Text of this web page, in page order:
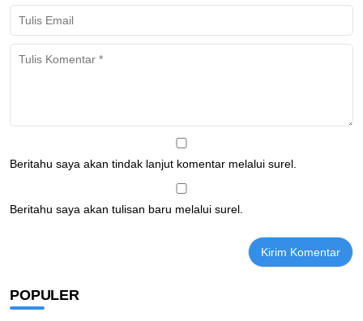
Beritahu saya akan tindak lanjut komentar melalui surel.
Beritahu saya akan tulisan baru melalui surel.
POPULER